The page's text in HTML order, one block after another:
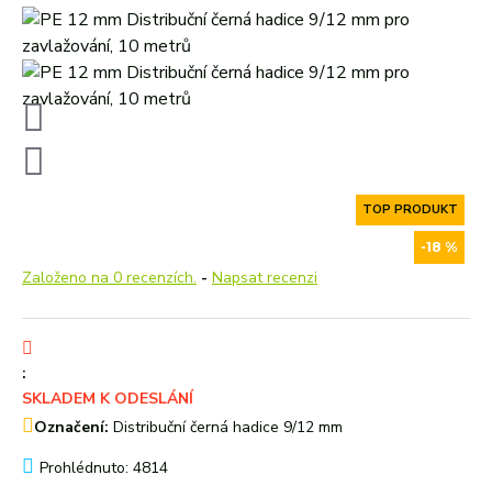
TOP PRODUKT
-18 %
Založeno na 0 recenzích. - Napsat recenzi
:
SKLADEM K ODESLÁNÍ
Označení: Distribuční černá hadice 9/12 mm
Prohlédnuto: 4814